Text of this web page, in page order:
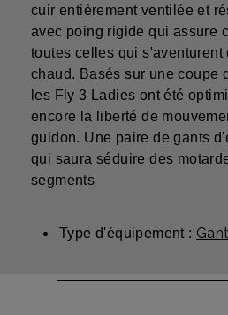
cuir entièrement ventilée et
avec poing rigide qui assure
toutes celles qui s'aventurent
chaud. Basés sur une coupe
les Fly 3 Ladies ont été
encore la liberté de
guidon. Une paire de gants
qui saura séduire des
segments
Type d'équipement :